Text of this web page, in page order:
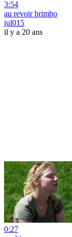
3:54
au revoir brimbo
jul015
il y a 20 ans
0:27